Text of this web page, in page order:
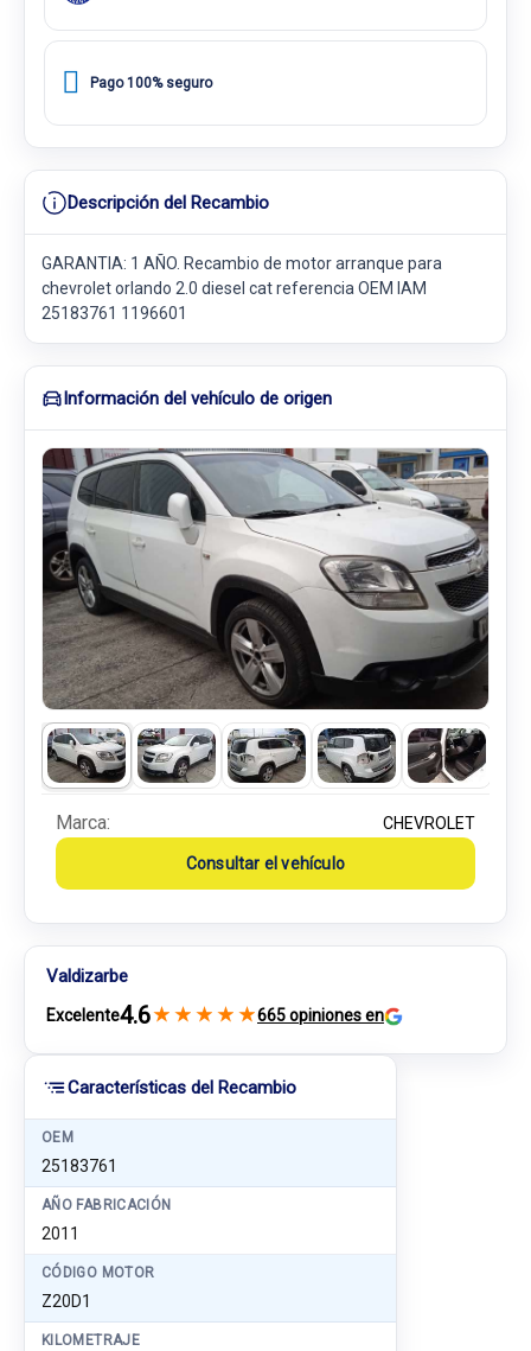
Características del Recambio
OEM
25183761
AÑO FABRICACIÓN
2011
CÓDIGO MOTOR
Z20D1
KILOMETRAJE
Pago 100% seguro
Descripción del Recambio
GARANTIA: 1 AÑO. Recambio de motor arranque para
chevrolet orlando 2.0 diesel cat referencia OEM IAM
25183761 1196601
Información del vehículo de origen
Marca: CHEVROLET
Consultar el vehículo
Valdizarbe
Excelente4.6★ ★ ★ ★ ★665 opiniones en